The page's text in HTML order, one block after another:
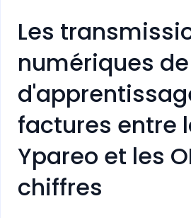
Les
numériques
factures entre
Ypareo et les
chiffres